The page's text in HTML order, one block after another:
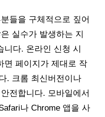
들을 구체적으로 짚어
실수가 발생하는 지
다. 온라인 신청 시
면 페이지가 제대로 작
. 크롬 최신버전이나
전합니다. 모바일에서
나 Chrome 앱을 사